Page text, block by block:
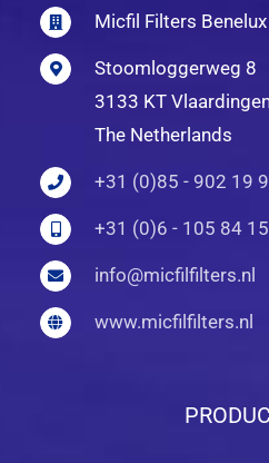
Micfil Filters Benelux
Stoomloggerweg 8
3133 KT
The Netherlands
+31 (0)85 - 902 19
+31 (0)6 - 105 84
info@micfilfilters.nl
www.micfilfilters.nl